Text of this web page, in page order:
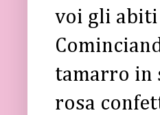
voi gli
tamarro in
rosa